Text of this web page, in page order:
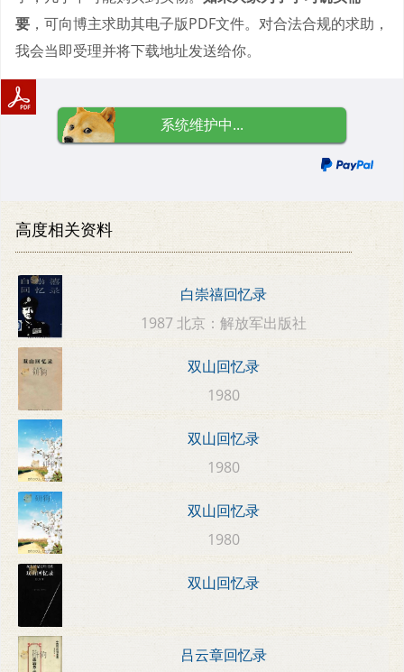
要 ，可向博主求助其电子版PDF文件。对合法合规的求助，
我会当即受理并将下载地址发送给你。
系统维护中...
高度相关资料
白崇禧回忆录
1987 北京：解放军出版社
双山回忆录
1980
双山回忆录
1980
双山回忆录
1980
双山回忆录
吕云章回忆录